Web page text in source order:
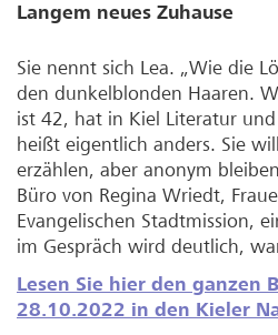
Langem neues Zuhause
Sie nennt sich Lea. „Wie die
den dunkelblonden Haaren.
ist 42, hat in Kiel Literatur
heißt eigentlich anders. Sie
erzählen, aber anonym
Büro von Regina Wriedt,
Evangelischen Stadtmission,
im Gespräch wird deutlich,
Lesen Sie hier den ganzen
28.10.2022 in den Kieler